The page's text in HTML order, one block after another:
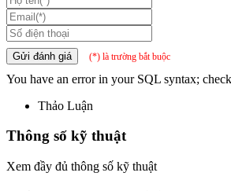
Gửi đánh giá (*) là trường bắt buộc
You have an error in your SQL syntax;
Thảo Luận
Thông số kỹ thuật
Xem đầy đủ thông số kỹ thuật